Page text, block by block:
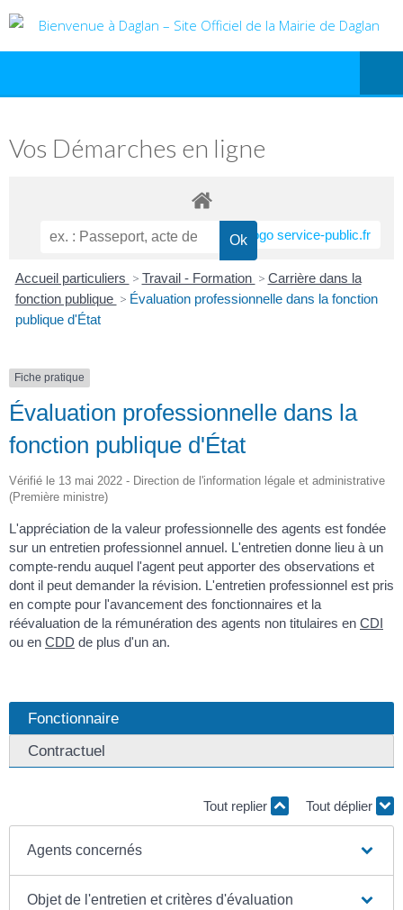
Vos Démarches en ligne
Accueil particuliers > Travail - Formation > Carrière dans la
fonction publique > Évaluation professionnelle dans la fonction
publique d'État
Fiche pratique
Évaluation professionnelle dans la
fonction publique d'État
Vérifié le 13 mai 2022 - Direction de l'information légale et administrative
(Première ministre)
L'appréciation de la valeur professionnelle des agents est fondée
sur un entretien professionnel annuel. L'entretien donne lieu à un
compte-rendu auquel l'agent peut apporter des observations et
dont il peut demander la révision. L'entretien professionnel est pris
en compte pour l'avancement des fonctionnaires et la
réévaluation de la rémunération des agents non titulaires en CDI
ou en CDD de plus d'un an.
Fonctionnaire
Contractuel
Tout replier Tout déplier
Agents concernés
Objet de l'entretien et critères d'évaluation